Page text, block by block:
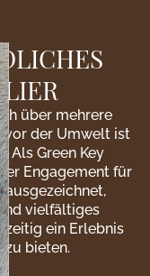
über mehrere
vor der Umwelt ist
Als Green Key
Engagement für
vielfältiges
ein Erlebnis
bieten.